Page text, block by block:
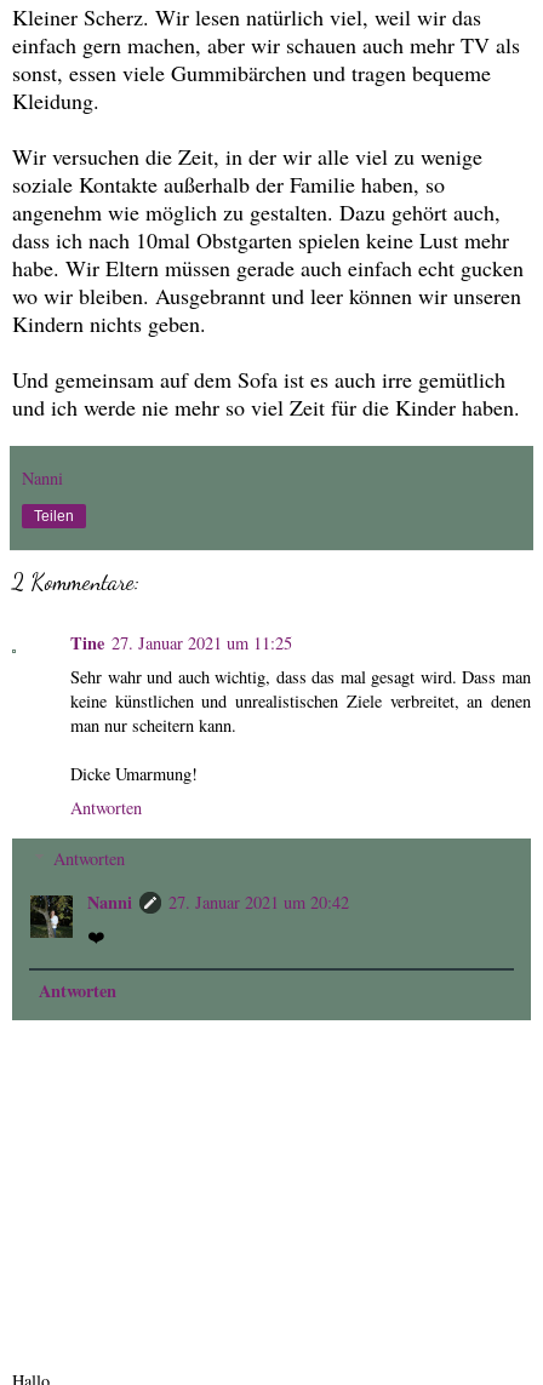
Kleiner Scherz. Wir lesen natürlich viel, weil wir das
einfach gern machen, aber wir schauen auch mehr TV als
sonst, essen viele Gummibärchen und tragen bequeme
Kleidung.
Wir versuchen die Zeit, in der wir alle viel zu wenige
soziale Kontakte außerhalb der Familie haben, so
angenehm wie möglich zu gestalten. Dazu gehört auch,
dass ich nach 10mal Obstgarten spielen keine Lust mehr
habe. Wir Eltern müssen gerade auch einfach echt gucken
wo wir bleiben. Ausgebrannt und leer können wir unseren
Kindern nichts geben.
Und gemeinsam auf dem Sofa ist es auch irre gemütlich
und ich werde nie mehr so viel Zeit für die Kinder haben.
Nanni
Teilen
2 Kommentare:
Tine 27. Januar 2021 um 11:25
Sehr wahr und auch wichtig, dass das mal gesagt wird. Dass man
keine künstlichen und unrealistischen Ziele verbreitet, an denen
man nur scheitern kann.
Dicke Umarmung!
Antworten
Antworten
Nanni
27. Januar 2021 um 20:42
❤️
Antworten